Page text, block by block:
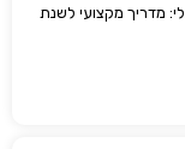
מדריך מקצועי לשנת
התקנה בבית או